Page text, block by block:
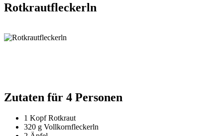
Rotkrautfleckerln
Zutaten für 4 Personen
1 Kopf Rotkraut
320 g Vollkornfleckerln